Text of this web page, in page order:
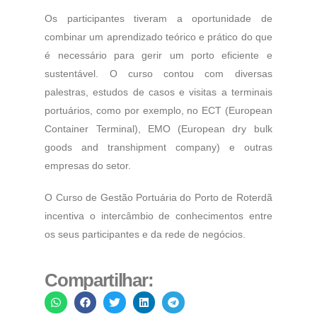
Os participantes tiveram a oportunidade de
combinar um aprendizado teórico e prático do que
é necessário para gerir um porto eficiente e
sustentável. O curso contou com diversas
palestras, estudos de casos e visitas a terminais
portuários, como por exemplo, no ECT (European
Container Terminal), EMO (European dry bulk
goods and transhipment company) e outras
empresas do setor.
O Curso de Gestão Portuária do Porto de Roterdã
incentiva o intercâmbio de conhecimentos entre
os seus participantes e da rede de negócios.
Compartilhar: